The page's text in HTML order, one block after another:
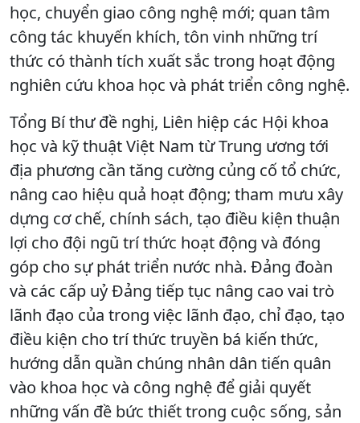
học, chuyển giao công nghệ mới; quan tâm
công tác khuyến khích, tôn vinh những trí
thức có thành tích xuất sắc trong hoạt động
nghiên cứu khoa học và phát triển công nghệ.
Tổng Bí thư đề nghị, Liên hiệp các Hội khoa
học và kỹ thuật Việt Nam từ Trung ương tới
địa phương cần tăng cường củng cố tổ chức,
nâng cao hiệu quả hoạt động; tham mưu xây
dựng cơ chế, chính sách, tạo điều kiện thuận
lợi cho đội ngũ trí thức hoạt động và đóng
góp cho sự phát triển nước nhà. Đảng đoàn
và các cấp uỷ Đảng tiếp tục nâng cao vai trò
lãnh đạo của trong việc lãnh đạo, chỉ đạo, tạo
điều kiện cho trí thức truyền bá kiến thức,
hướng dẫn quần chúng nhân dân tiến quân
vào khoa học và công nghệ để giải quyết
những vấn đề bức thiết trong cuộc sống, sản